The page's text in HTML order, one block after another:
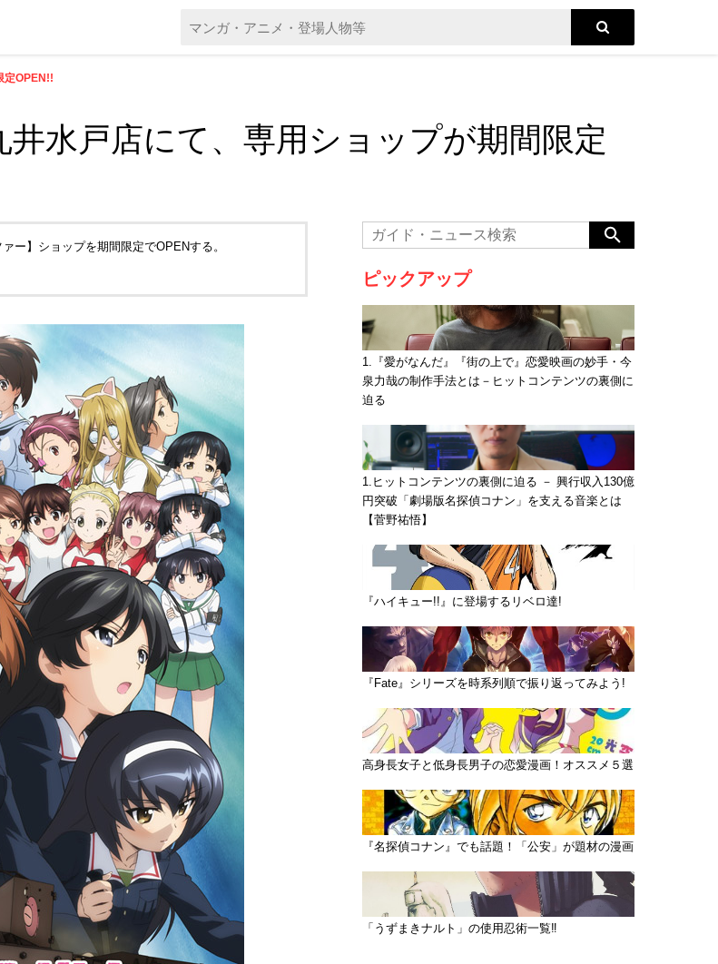
定OPEN!!
井水戸店にて、専用ショップが期間限定
ー】ショップを期間限定でOPENする。
ピックアップ
1.『愛がなんだ』『街の上で』恋愛映画の妙手・今
泉力哉の制作手法とは－ヒットコンテンツの裏側に
迫る
1.ヒットコンテンツの裏側に迫る － 興行収入130億
円突破「劇場版名探偵コナン」を支える音楽とは
【菅野祐悟】
『ハイキュー!!』に登場するリベロ達!
『Fate』シリーズを時系列順で振り返ってみよう!
高身長女子と低身長男子の恋愛漫画！オススメ５選
『名探偵コナン』でも話題！「公安」が題材の漫画
「うずまきナルト」の使用忍術一覧‼